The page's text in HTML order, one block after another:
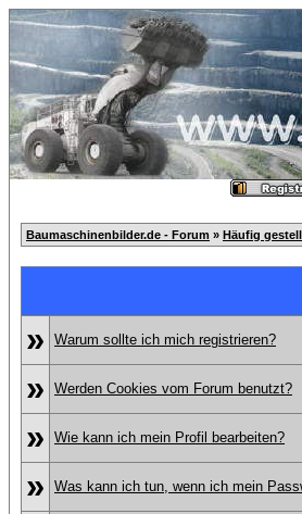
Baumaschinenbilder.de - Forum » Häufig
»
Warum sollte ich mich registrieren?
» Werden Cookies vom Forum benutzt?
» Wie kann ich mein Profil bearbeiten?
» Was kann ich tun, wenn ich mein